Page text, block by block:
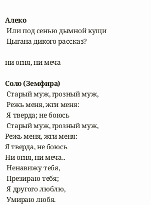
Алеко
Или под сенью дымной кущи
Цыгана дикого рассказ?
ни огня, ни меча
Соло (Земфира)
Старый муж, грозный муж,
Режь меня, жги меня:
Я тверда; не боюсь
Старый муж, грозный муж,
Режь меня, жги меня:
Я тверда, не боюсь
Ни огня, ни меча..
Ненавижу тебя,
Презираю тебя;
Я другого люблю,
Умираю любя.